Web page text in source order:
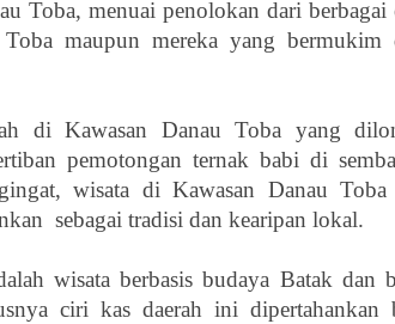
Toba, menuai penolokan dari berbagai
maupun mereka yang
di Kawasan Danau Toba yang
pemotongan ternak babi di
wisata di Kawasan Danau Toba
sebagai tradisi dan kearipan lokal.
wisata berbasis budaya Batak dan
ciri kas daerah ini dipertahankan